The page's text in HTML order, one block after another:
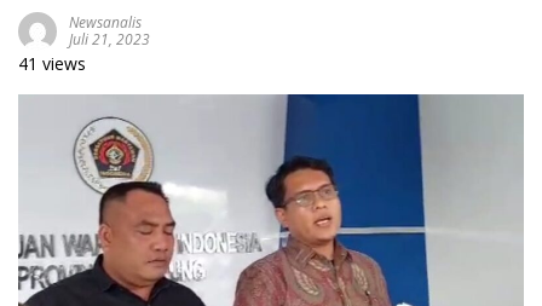
Newsanalis
Juli 21, 2023
41 views